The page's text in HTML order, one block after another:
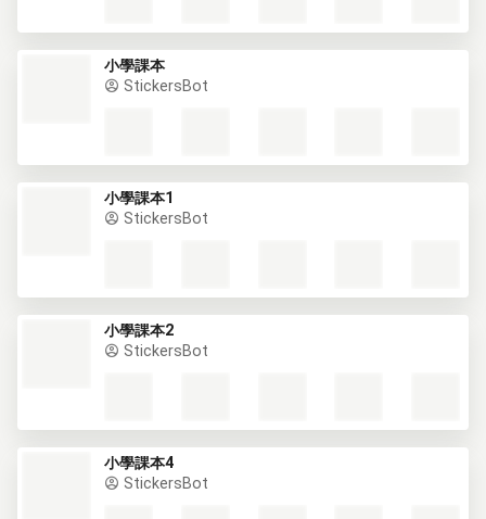
小學課本
StickersBot
小學課本1
StickersBot
小學課本2
StickersBot
小學課本4
StickersBot